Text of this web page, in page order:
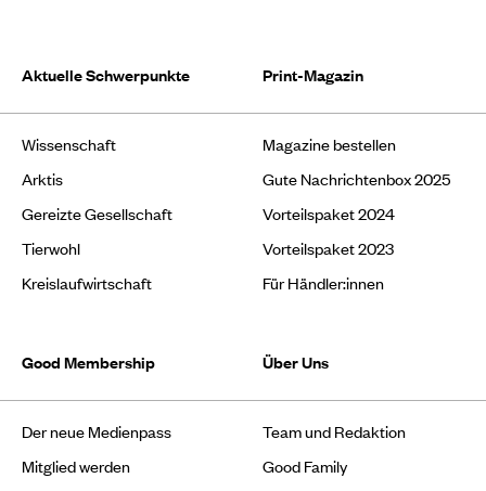
Aktuelle Schwerpunkte
Wissenschaft
Arktis
Gereizte Gesellschaft
Tierwohl
Kreislaufwirtschaft
Print-Magazin
Magazine bestellen
Gute Nachrichtenbox 2025
Vorteilspaket 2024
Vorteilspaket 2023
Für Händler:innen
Good Membership
Der neue Medienpass
Mitglied werden
Über Uns
Team und Redaktion
Good Family